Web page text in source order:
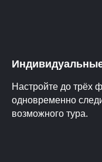
Настройте до трёх
одновременно
возможного тура.